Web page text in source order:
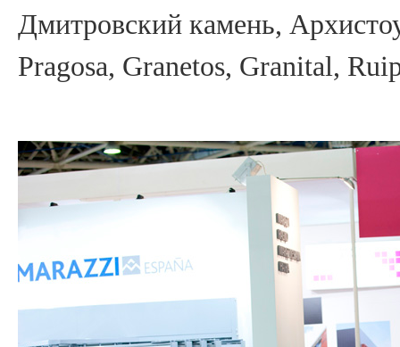
Дмитровский камень,
Pragosa, Granetos, Granital,